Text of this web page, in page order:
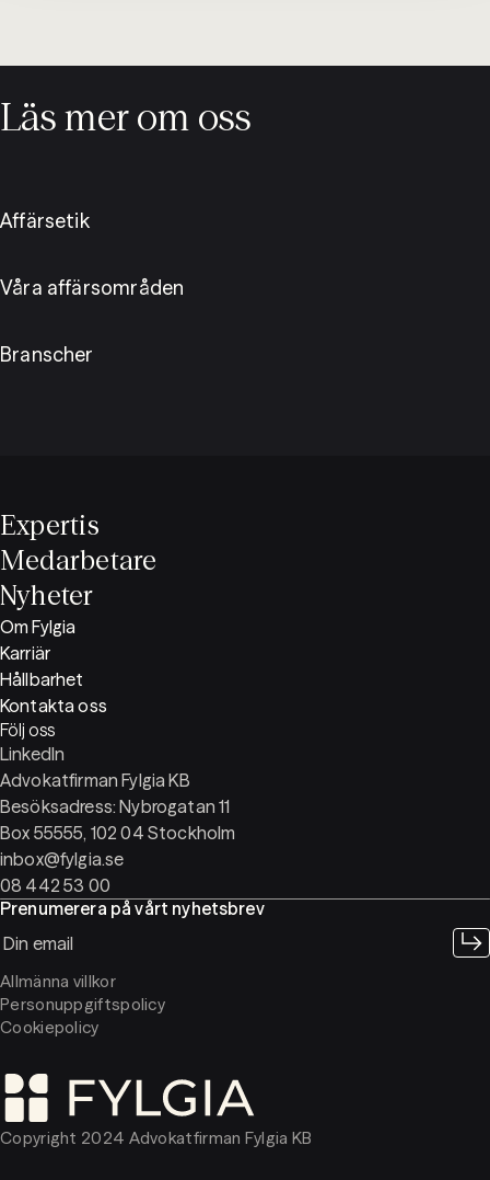
Läs mer om oss
Affärsetik
Våra affärsområden
Branscher
Expertis
Medarbetare
Nyheter
Advokatfirman Fylgia KB
Besöksadress: Nybrogatan 11
Box 55555, 102 04 Stockholm
inbox@fylgia.se
08 442 53 00
Följ oss
LinkedIn
Om Fylgia
Karriär
Hållbarhet
Kontakta oss
Prenumerera på vårt nyhetsbrev
Copyright 2024 Advokatfirman Fylgia KB
Allmänna villkor
Personuppgiftspolicy
Cookiepolicy